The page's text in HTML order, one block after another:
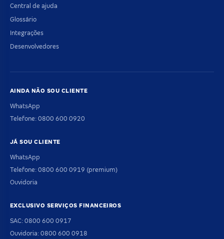
Central de ajuda
Glossário
Integrações
Desenvolvedores
AINDA NÃO SOU CLIENTE
WhatsApp
Telefone: 0800 600 0920
JÁ SOU CLIENTE
WhatsApp
Telefone: 0800 600 0919 (premium)
Ouvidoria
EXCLUSIVO SERVIÇOS FINANCEIROS
SAC: 0800 600 0917
Ouvidoria: 0800 600 0918